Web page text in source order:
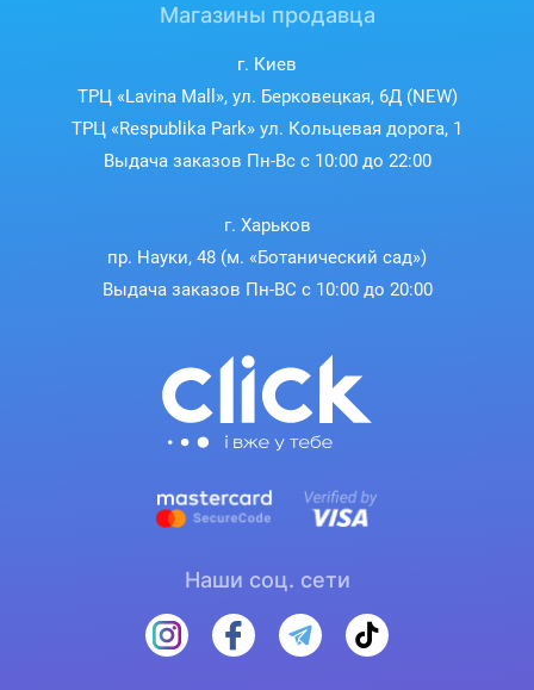
Магазины продавца
г. Киев
ТРЦ «Lavina Mall», ул. Берковецкая, 6Д (NEW)
ТРЦ «Respublika Park» ул. Кольцевая дорога, 1
Выдача заказов Пн-Вс с 10:00 до 22:00
г. Харьков
пр. Науки, 48 (м. «Ботанический сад»)
Выдача заказов Пн-ВС с 10:00 до 20:00
Наши соц. сети